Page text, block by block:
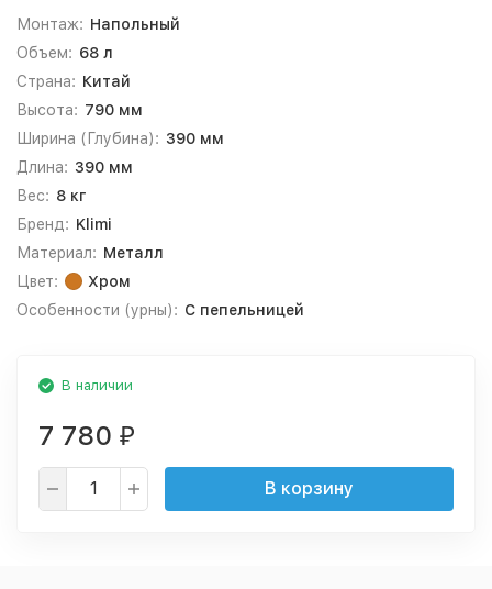
Монтаж: Напольный
Объем: 68 л
Страна: Китай
Высота: 790 мм
Ширина (Глубина): 390 мм
Длина: 390 мм
Вес: 8 кг
Бренд: Klimi
Материал: Металл
Цвет:
Хром
Особенности (урны): С пепельницей
В наличии
7 780 ₽
В корзину